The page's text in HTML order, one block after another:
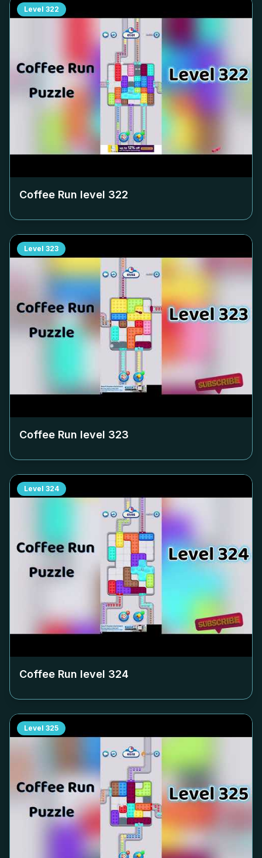
Level 322
Coffee Run level 322
Level 323
Coffee Run level 323
Level 324
Coffee Run level 324
Level 325